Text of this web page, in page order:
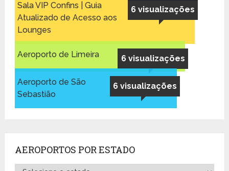
6 visualizações
Sala VIP Confins | Guia
Atualizado de Acesso aos
Lounges
6 visualizações
Aeroporto de Limeira
6 visualizações
Aeroporto de São
Sebastião
AEROPORTOS POR ESTADO